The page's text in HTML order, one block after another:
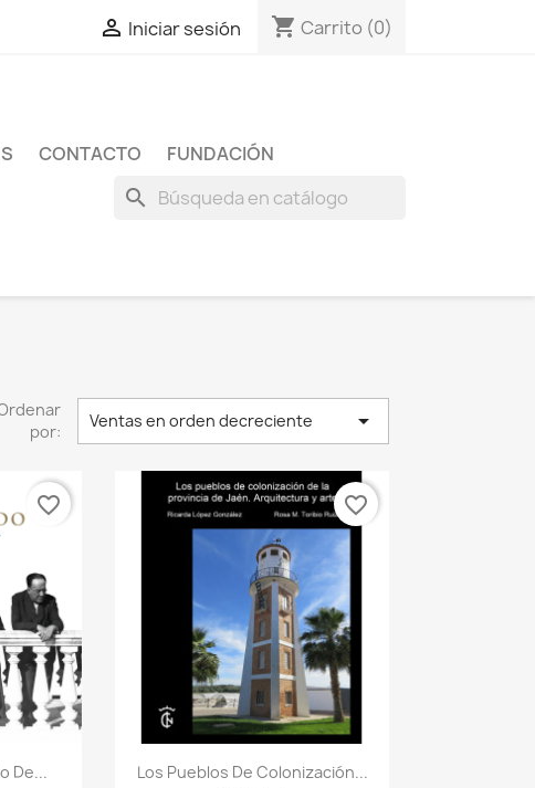
 Iniciar sesión shopping_cart Carrito (0)
CONTACTO FUNDACIÓN
search
por:
Ventas en orden decreciente 
De...
favorite_border
Vista rápida
Los Pueblos De Colonización...
favorite_border